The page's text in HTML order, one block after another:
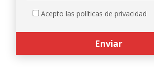
Acepto las políticas de privacidad